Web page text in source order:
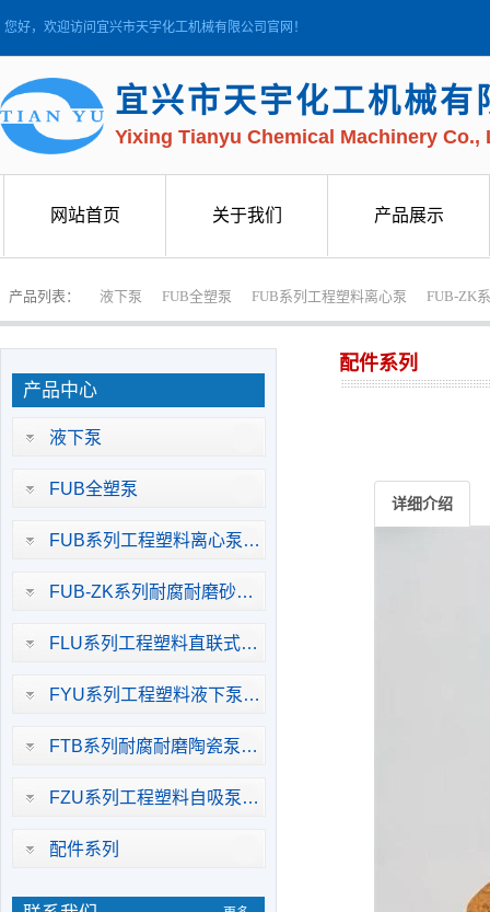
您好，欢迎访问宜兴市天宇化工机械有限公司官网！
宜兴市天宇化工机械有
Yixing Tianyu Chemical Machinery Co.,
网站首页
网站首页
关于我们
关于我们
产品展示
产品展示
产品列表： 液下泵 FUB全塑泵 FUB系列工程塑料离心泵 FUB-ZK
产品中心
液下泵
FUB全塑泵
FUB系列工程塑料离心泵…
FUB-ZK系列耐腐耐磨砂…
FLU系列工程塑料直联式…
FYU系列工程塑料液下泵…
FTB系列耐腐耐磨陶瓷泵…
FZU系列工程塑料自吸泵…
配件系列
配件系列
详细介绍